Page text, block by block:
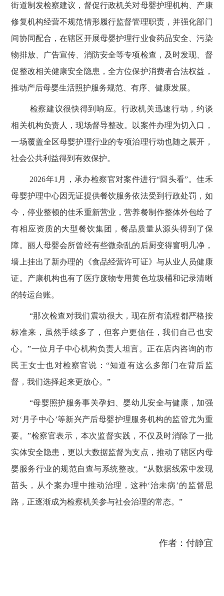
街道制发检察建议，督促行政机关对母婴护理机构、产康
修复机构经营不规范情形履行监督管理职责，并强化部门
间协同配合，在辖区开展母婴护理行业食药品安全、污染
物排放、广告宣传、消防安全等专项检查，及时发现、督
促整改相关健康安全隐患，全方位保护消费者合法权益，
推动产后母婴生活照护服务规范、有序、健康发展。
检察建议很快得到响应。行政机关迅速行动，约谈
相关机构负责人，现场督导整改。以案件办理为切入口，
一场覆盖全区母婴护理行业的专项治理行动也随之展开，
社会公共利益得到有效保护。
2026年1 月，承办检察官对案件进行“回头看”。佳禾
母婴护理中心因无证提供餐饮服务依法受到行政处罚，如
今，停业整顿的佳禾重新营业，营养餐制作整体外包给了
有相应资质的大型餐饮集团，餐品质量从源头得到了保
障。丽人母婴会所曾经有些微杂乱的后厨变得窗明几净，
墙上挂出了新办理的《食品经营许可证》与从业人员健康
证。产康机构也有了医疗废物专用黄色垃圾桶和记录清晰
的转运台账。
“那次检查对我们震动很大，现在所有流程都严格按
标准来，虽然手续多了，但客户更信任，我们自己也安
心。”一位月子中心机构负责人坦言。正在店内咨询的市
民王女士也对检察官说：“知道有这么多部门在背后监
督，我们选择起来更放心。”
“母婴照护服务事关孕妇、婴幼儿安全与健康，加强
对‘月子中心’等新兴产后母婴护理服务机构的监管尤为重
要。”检察官表示，本次监督实践，不仅及时消除了一批
实体安全隐患，更以大数据监督为支点，推动了辖区内母
婴服务行业的规范自查与系统整改。“从数据线索中发现
苗头，从个案办理中推动治理，这种‘治未病’的监督思
路，正逐渐成为检察机关参与社会治理的常态。”
作者：付静宜